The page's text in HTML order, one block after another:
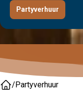
Partyverhuur
/Partyverhuur